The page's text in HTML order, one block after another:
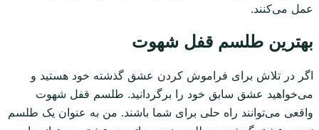
عمل می‌کنند.
بهترین طلسم قفل شهوت
اگر در تلاش برای فراموش کردن عشق گذشته خود هستید و
می‌خواهید عشق سابق خود را برگردانید. طلسم قفل شهوت
واقعی می‌توانند راه حلی برای شما باشند. من به عنوان یک طلسم